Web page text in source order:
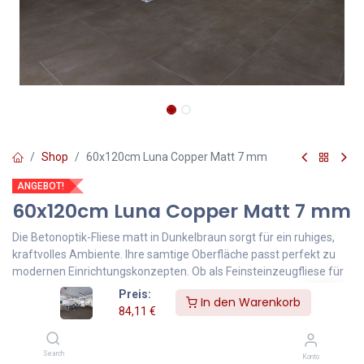
Preis:
84,11 €
In den Warenkorb
Search Konto
Shop 60x120cm Luna Copper Matt 7 mm
ANGEBOT!
60x120cm Luna Copper Matt 7 mm
Die Betonoptik-Fliese matt in Dunkelbraun sorgt für ein ruhiges,
kraftvolles Ambiente. Ihre samtige Oberfläche passt perfekt zu
modernen Einrichtungskonzepten. Ob als Feinsteinzeugfliese für
den Boden, Wandfliese in warmem Braun oder Fliese für
Innenräume – zeitlos, edel und belastbar.
84,11€